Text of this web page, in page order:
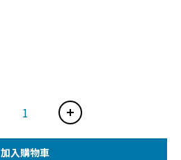
加入購物車